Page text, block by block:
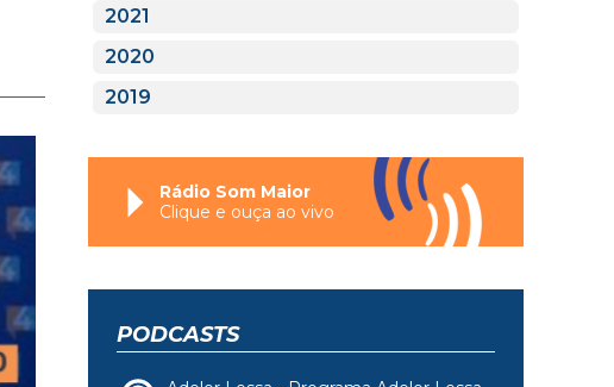
2021
2020
2019
Rádio Som Maior
Clique e ouça ao vivo
PODCASTS